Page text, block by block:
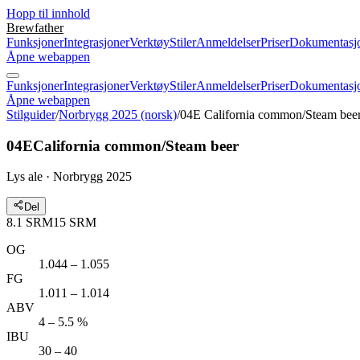
Hopp til innhold
Brewfather
FunksjonerIntegrasjonerVerktøyStilerAnmeldelserPriser
Åpne webappen
FunksjonerIntegrasjonerVerktøyStilerAnmeldelserPriser
Åpne webappen
Stilguider/Norbrygg 2025 (norsk)/04E California common/Steam
04ECalifornia common/Steam beer
Lys ale · Norbrygg 2025
Del
8.1 SRM15 SRM
OG
1.044 – 1.055
FG
1.011 – 1.014
ABV
4 – 5.5 %
IBU
30 – 40